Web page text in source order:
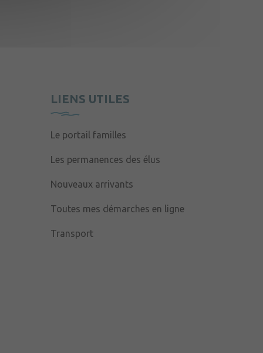
LIENS UTILES
Le portail familles
Les permanences des élus
Nouveaux arrivants
Toutes mes démarches en ligne
Transport